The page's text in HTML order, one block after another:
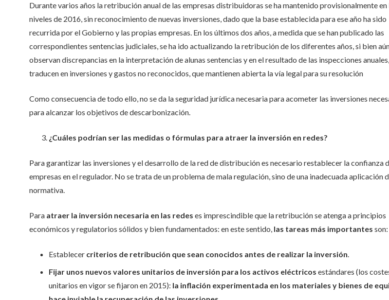
Durante varios años la retribución anual de las empresas distribuidoras se ha mantenido provisionalmente en
niveles de 2016, sin reconocimiento de nuevas inversiones, dado que la base establecida para ese año ha sido
recurrida por el Gobierno y las propias empresas. En los últimos dos años, a medida que se han publicado las
correspondientes sentencias judiciales, se ha ido actualizando la retribución de los diferentes años, si bien
observan discrepancias en la interpretación de alunas sentencias y en el resultado de las inspecciones
traducen en inversiones y gastos no reconocidos, que mantienen abierta la vía legal para su resolución
Como consecuencia de todo ello, no se da la seguridad jurídica necesaria para acometer las inversiones
para alcanzar los objetivos de descarbonización.
¿Cuáles podrían ser las medidas o fórmulas para atraer la inversión en redes?
Para garantizar las inversiones y el desarrollo de la red de distribución es necesario restablecer la confianza
empresas en el regulador. No se trata de un problema de mala regulación, sino de una inadecuada aplicación
normativa.
Para atraer la inversión necesaria en las redes es imprescindible que la retribución se atenga a principios
económicos y regulatorios sólidos y bien fundamentados: en este sentido, las tareas más importantes son:
Establecer criterios de retribución que sean conocidos antes de realizar la inversión.
Fijar unos nuevos valores unitarios de inversión para los activos eléctricos estándares (los
unitarios en vigor se fijaron en 2015): la inflación experimentada en los materiales y bienes de